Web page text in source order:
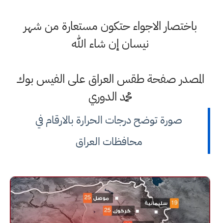
باختصار الاجواء حتكون مستعارة من شهر
نيسان إن شاء الله
المصدر صفحة طقس العراق على الفيس بوك
محمد الدوري
صورة توضح درجات الحرارة بالارقام في
محافظات العراق